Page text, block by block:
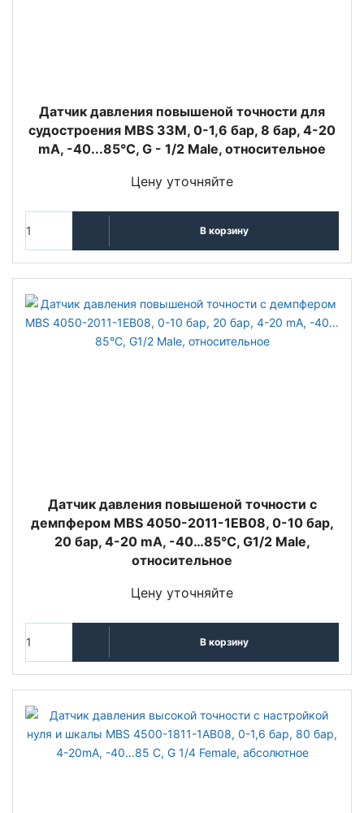
Датчик давления повышеной точности для
судостроения MBS 33M, 0-1,6 бар, 8 бар, 4-20
mA, -40...85°C, G - 1/2 Male, относительное
Цену уточняйте
В корзину
Датчик давления повышеной точности с
демпфером MBS 4050-2011-1EB08, 0-10 бар,
20 бар, 4-20 mA, -40…85°C, G1/2 Male,
относительное
Цену уточняйте
В корзину